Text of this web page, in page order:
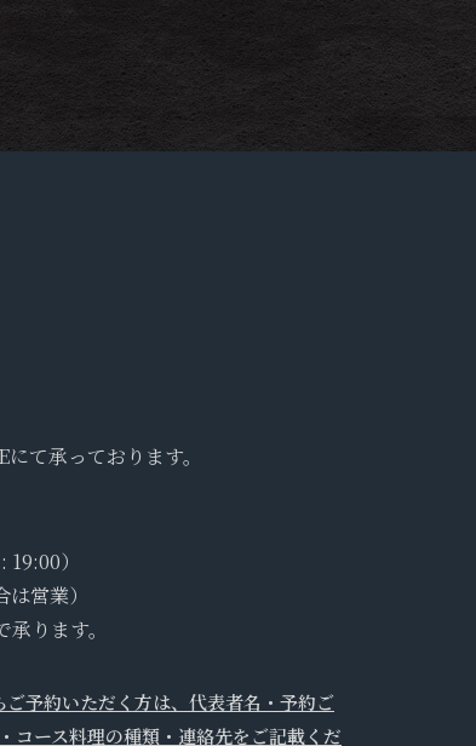
て承っております。
）
営業）
ります。
予約いただく方は、代表者名・予約ご
コース料理の種類・連絡先をご記載くだ